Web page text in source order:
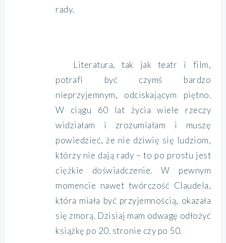
rady.
Literatura, tak jak teatr i film,
potrafi być czymś bardzo
nieprzyjemnym, odciskającym piętno.
W ciągu 60 lat życia wiele rzeczy
widziałam i zrozumiałam i muszę
powiedzieć, że nie dziwię się ludziom,
którzy nie dają rady – to po prostu jest
ciężkie doświadczenie. W pewnym
momencie nawet twórczość Claudela,
która miała być przyjemnością, okazała
się zmorą. Dzisiaj mam odwagę odłożyć
książkę po 20. stronie czy po 50.